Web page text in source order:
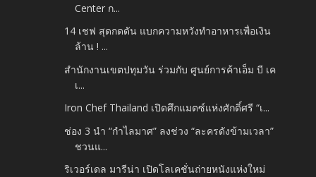
Center ก...
14 เชฟ สุดกดดัน แบกความหวังทำอาหารเพื่อเงิน
ล้าน ! ...
สำนักงานเขตปทุมวัน ร่วมกับ ศูนย์การค้าเอ็ม บี เค
เ...
Iron Chef Thailand เปิดศึกแมตซ์แห่งศักดิ์ศรี “เ...
ช่อง 3 นำ “กำไลมาศ” ลงช่วง “ละครดังข้ามเวลา”
ชวนแ...
ริเวอร์เดล มารีน่า เปิดโลเคชั่นถ่ายหนังแห่งใหม่